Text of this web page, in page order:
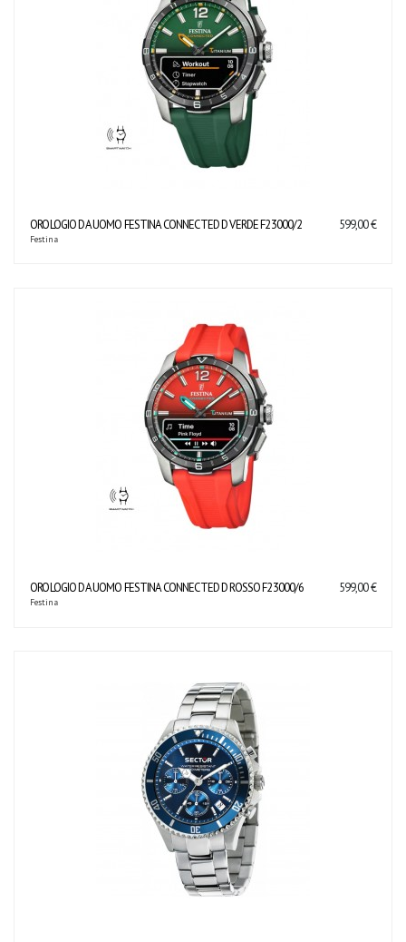
OROLOGIO DA UOMO FESTINA CONNECTED D VERDE F23000/2
Festina
599,00 €
OROLOGIO DA UOMO FESTINA CONNECTED D ROSSO F23000/6
Festina
599,00 €